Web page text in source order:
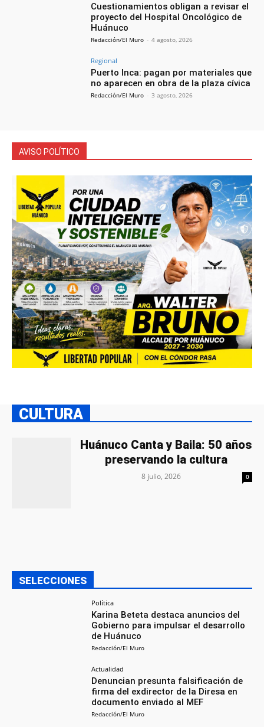
Cuestionamientos obligan a revisar el
proyecto del Hospital Oncológico de
Huánuco
Redacción/El Muro - 4 agosto, 2026
Regional
Puerto Inca: pagan por materiales que
no aparecen en obra de la plaza cívica
Redacción/El Muro - 3 agosto, 2026
AVISO POLÍTICO
CULTURA
Huánuco Canta y Baila: 50 años
preservando la cultura
8 julio, 2026 0
SELECCIONES
Política
Karina Beteta destaca anuncios del
Gobierno para impulsar el desarrollo
de Huánuco
Redacción/El Muro
Actualidad
Denuncian presunta falsificación de
firma del exdirector de la Diresa en
documento enviado al MEF
Redacción/El Muro